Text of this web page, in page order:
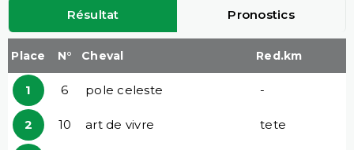
Résultat Pronostics
Place N° Cheval Red.km
1 6 pole celeste -
2 10 art de vivre tete